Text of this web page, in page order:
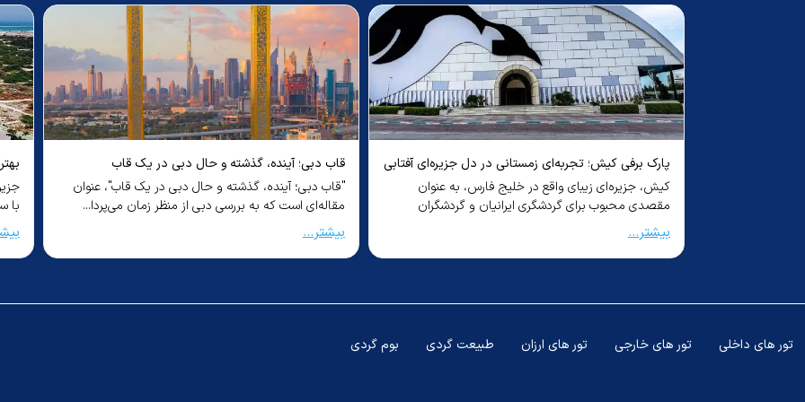
هتل grand mercure
هتل dusit thani laguna
هتل amari phuket
پارک برفی کیش؛ تجربه‌ای زمستانی در دل جزیره‌ای آفتابی
کیش، جزیره‌ای زیبای واقع در خلیج فارس، به عنوان
مقصدی محبوب برای گردشگری ایرانیان و گردشگران
خارجی ش...
بیشتر...
قاب دبی؛ آینده، گذشته و حال دبی در یک قاب
"قاب دبی؛ آینده، گذشته و حال دبی در یک قاب"، عنوان
مقاله‌ای است که به بررسی دبی از منظر زمان می‌پردا...
بیشتر...
با
تور های داخلی تور های خارجی تور های ارزان طبیعت گردی بوم گردی